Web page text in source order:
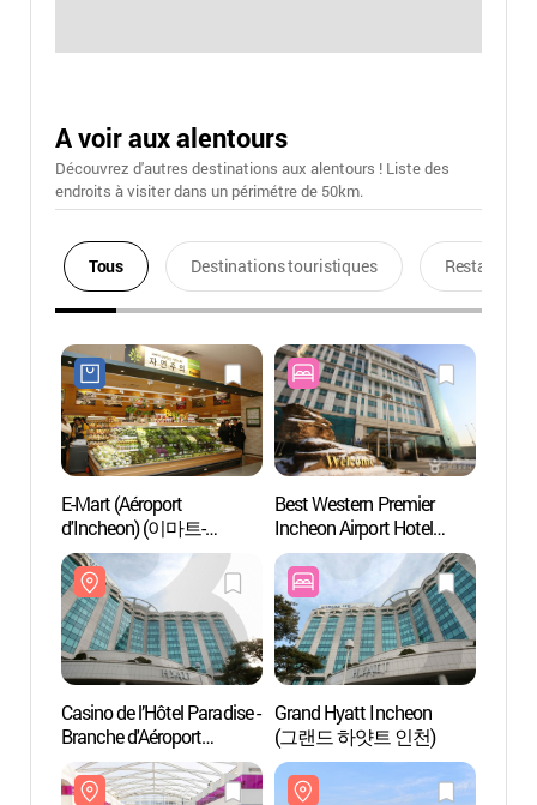
A voir aux alentours
Découvrez d'autres destinations aux alentours ! Liste des
endroits à visiter dans un périmétre de 50km.
Tous Destinations touristiques Restaurants
E-Mart (Aéroport
d'Incheon) (이마트-
인천공항점)
Best Western Premier
Incheon Airport Hotel
(베스트웨스턴 프리미어
인천 에어포트 호텔)
Casino de l’Hôtel Paradise -
Branche d'Aéroport
d'Incheon (파라다이스
카지노 인천공항점)
Grand Hyatt Incheon
(그랜드 하얏트 인천)